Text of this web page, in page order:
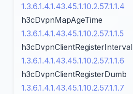
1.3.6.1.4.1.43.45.1.10.2.57.1.1.4
h3cDvpnMapAgeTime
1.3.6.1.4.1.43.45.1.10.2.57.1.1.5
h3cDvpnClientRegisterInterval
1.3.6.1.4.1.43.45.1.10.2.57.1.1.6
h3cDvpnClientRegisterDumb
1.3.6.1.4.1.43.45.1.10.2.57.1.1.7